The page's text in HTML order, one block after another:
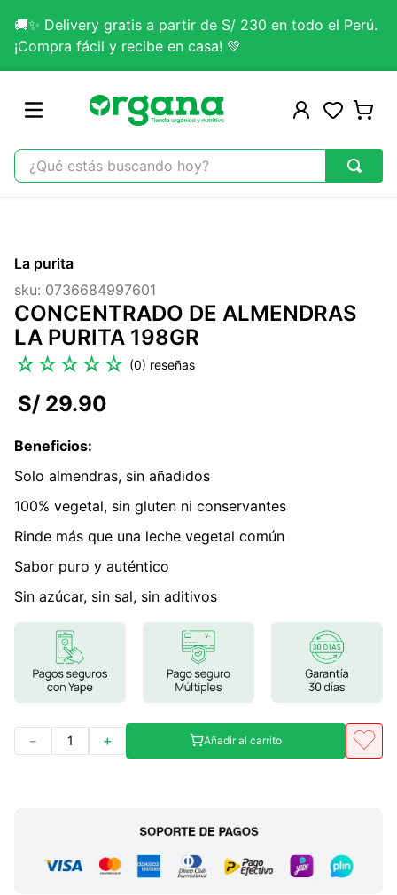
🚚✨ Delivery gratis a partir de S/ 230 en todo el Perú.
¡Compra fácil y recibe en casa! 💚
¿Qué estás buscando hoy?
2.
citrato magnesio
3.
colageno
4
lab nutrition
5 .
kefir
8.
melena leon
9.
stevia
10. proteina
La purita
sku: 0736684997601
CONCENTRADO DE ALMENDRAS
LA PURITA 198GR
☆☆☆☆☆ (0)
S/ 29.90
Beneficios:
Solo almendras, sin añadidos
100% vegetal, sin gluten ni conservantes
Rinde más que una leche vegetal común
Sabor puro y auténtico
Sin azúcar, sin sal, sin aditivos
＋
－ Añadir al carrito